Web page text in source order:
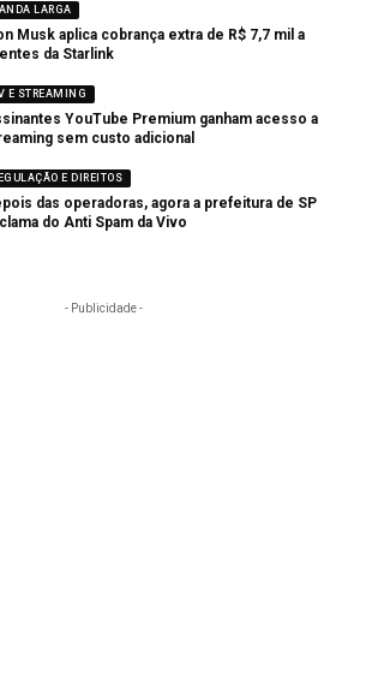
LARGA
Musk aplica cobrança extra de R$ 7,7 mil a
da Starlink
E STREAMING
YouTube Premium ganham acesso a
sem custo adicional
E DIREITOS
das operadoras, agora a prefeitura de SP
do Anti Spam da Vivo
- Publicidade -